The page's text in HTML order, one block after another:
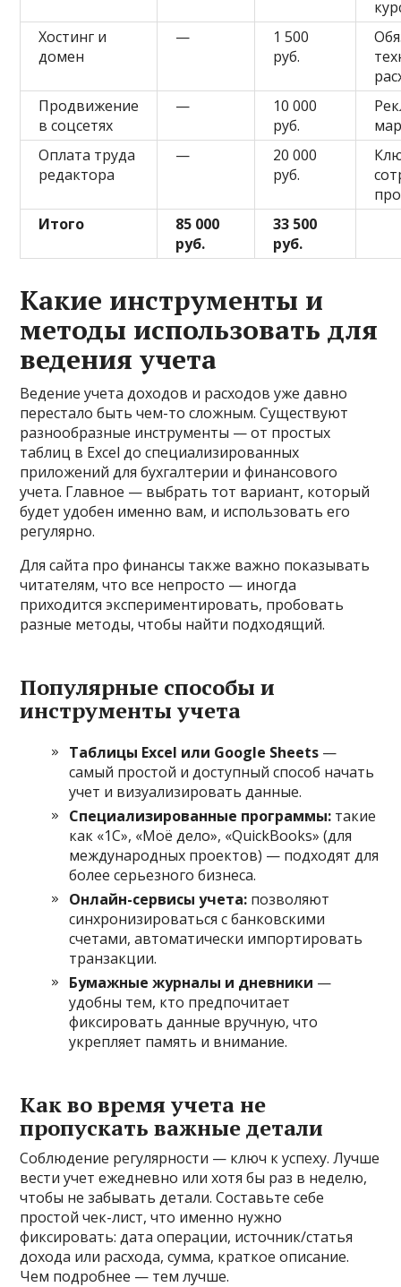
Хостинг и
домен
—
1 500
руб.
Продвижение
в соцсетях
—
10 000
руб.
Оплата труда
редактора
—
20 000
руб.
Итого
85 000
руб.
33 500
руб.
Какие инструменты и
методы использовать для
ведения учета
Ведение учета доходов и расходов уже давно
перестало быть чем-то сложным. Существуют
разнообразные инструменты — от простых
таблиц в Excel до специализированных
приложений для бухгалтерии и финансового
учета. Главное — выбрать тот вариант, который
будет удобен именно вам, и использовать его
регулярно.
Для сайта про финансы также важно показывать
читателям, что все непросто — иногда
приходится экспериментировать, пробовать
разные методы, чтобы найти подходящий.
Популярные способы и
инструменты учета
Таблицы Excel или Google Sheets —
самый простой и доступный способ начать
учет и визуализировать данные.
Специализированные программы: такие
как «1С», «Моё дело», «QuickBooks» (для
международных проектов) — подходят для
более серьезного бизнеса.
Онлайн-сервисы учета: позволяют
синхронизироваться с банковскими
счетами, автоматически импортировать
транзакции.
Бумажные журналы и дневники —
удобны тем, кто предпочитает
фиксировать данные вручную, что
укрепляет память и внимание.
Как во время учета не
пропускать важные детали
Соблюдение регулярности — ключ к успеху. Лучше
вести учет ежедневно или хотя бы раз в неделю,
чтобы не забывать детали. Составьте себе
простой чек-лист, что именно нужно
фиксировать: дата операции, источник/статья
дохода или расхода, сумма, краткое описание.
Чем подробнее — тем лучше.